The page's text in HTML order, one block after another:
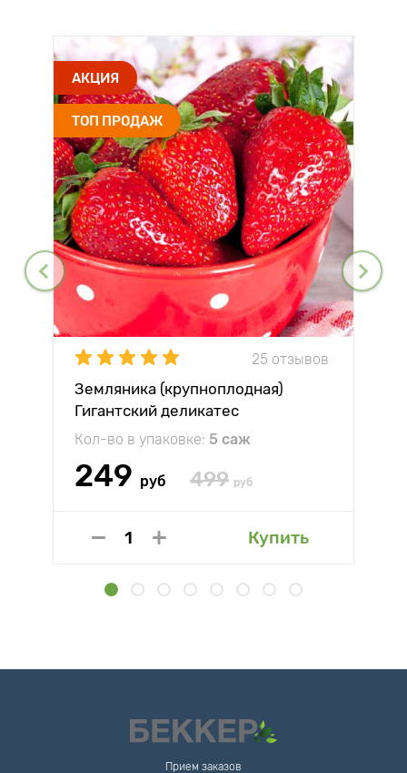
АКЦИЯ
ТОП ПРОДАЖ
25 отзывов
Земляника (крупноплодная)
Гигантский деликатес
Кол-во в упаковке: 5 саж
249 руб 499 руб
Купить
Прием заказов